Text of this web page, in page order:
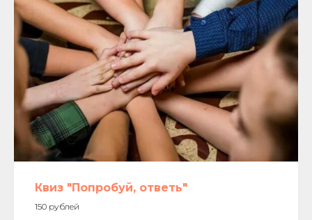
Квиз "Попробуй, ответь"
150 рублей